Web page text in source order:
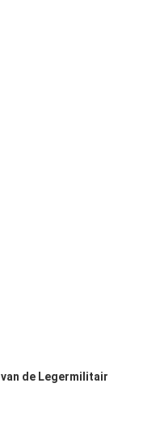
van de Legermilitair